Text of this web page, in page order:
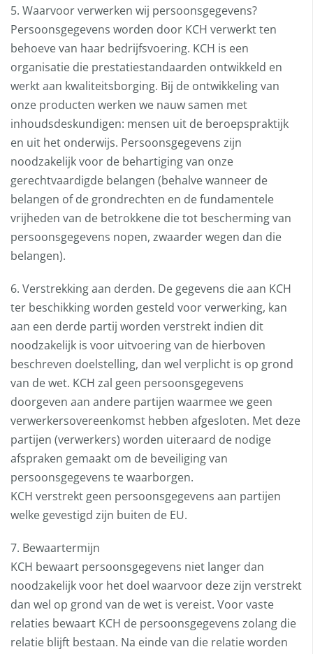
5. Waarvoor verwerken wij persoonsgegevens?
Persoonsgegevens worden door KCH verwerkt ten
behoeve van haar bedrijfsvoering. KCH is een
organisatie die prestatiestandaarden ontwikkeld en
werkt aan kwaliteitsborging. Bij de ontwikkeling van
onze producten werken we nauw samen met
inhoudsdeskundigen: mensen uit de beroepspraktijk
en uit het onderwijs. Persoonsgegevens zijn
noodzakelijk voor de behartiging van onze
gerechtvaardigde belangen (behalve wanneer de
belangen of de grondrechten en de fundamentele
vrijheden van de betrokkene die tot bescherming van
persoonsgegevens nopen, zwaarder wegen dan die
belangen).
6. Verstrekking aan derden. De gegevens die aan KCH
ter beschikking worden gesteld voor verwerking, kan
aan een derde partij worden verstrekt indien dit
noodzakelijk is voor uitvoering van de hierboven
beschreven doelstelling, dan wel verplicht is op grond
van de wet. KCH zal geen persoonsgegevens
doorgeven aan andere partijen waarmee we geen
verwerkersovereenkomst hebben afgesloten. Met deze
partijen (verwerkers) worden uiteraard de nodige
afspraken gemaakt om de beveiliging van
persoonsgegevens te waarborgen.
KCH verstrekt geen persoonsgegevens aan partijen
welke gevestigd zijn buiten de EU.
7. Bewaartermijn
KCH bewaart persoonsgegevens niet langer dan
noodzakelijk voor het doel waarvoor deze zijn verstrekt
dan wel op grond van de wet is vereist. Voor vaste
relaties bewaart KCH de persoonsgegevens zolang die
relatie blijft bestaan. Na einde van die relatie worden